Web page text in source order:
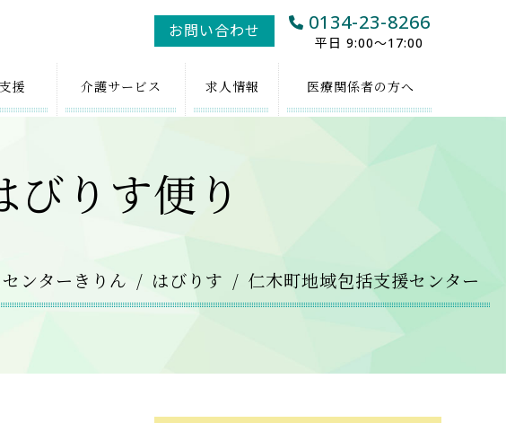
お問い合わせ 0134-23-8266
平日 9:00～17:00
援 介護サービス 求人情報 医療関係者の方へ
りす便り
ンターきりん はびりす 仁木町地域包括支援センター